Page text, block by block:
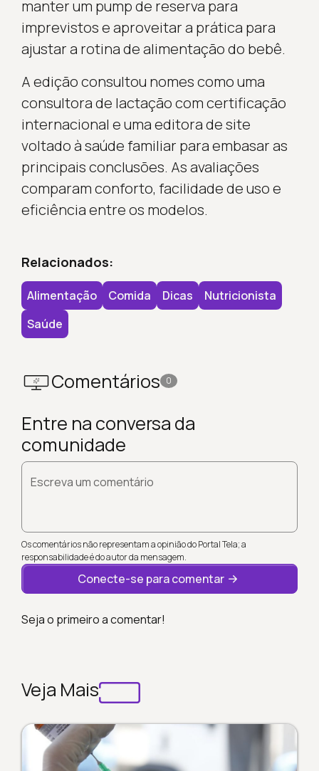
manter um pump de reserva para
imprevistos e aproveitar a prática para
ajustar a rotina de alimentação do bebê.
A edição consultou nomes como uma
consultora de lactação com certificação
internacional e uma editora de site
voltado à saúde familiar para embasar as
principais conclusões. As avaliações
comparam conforto, facilidade de uso e
eficiência entre os modelos.
Relacionados:
Alimentação Comida Dicas
Nutricionista
Saúde
Comentários 0
Entre na conversa da
comunidade
Escreva um comentário
Os comentários não representam a opinião do Portal Tela; a
responsabilidade é do autor da mensagem.
Conecte-se para comentar
Seja o primeiro a comentar!
Veja Mais